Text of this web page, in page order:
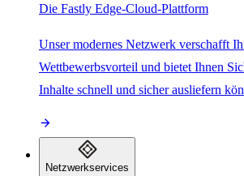
Die Fastly Edge-Cloud-Plattform
Unser modernes Netzwerk verschafft
Wettbewerbsvorteil und bietet Ihnen
Inhalte schnell und sicher ausliefern
Netzwerkservices